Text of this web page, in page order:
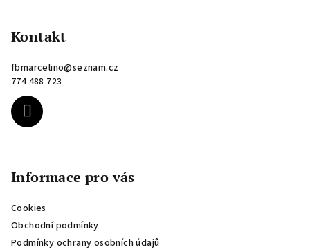
Kontakt
fbmarcelino@seznam.cz
774 488 723
Informace pro vás
Cookies
Obchodní podmínky
Podmínky ochrany osobních údajů